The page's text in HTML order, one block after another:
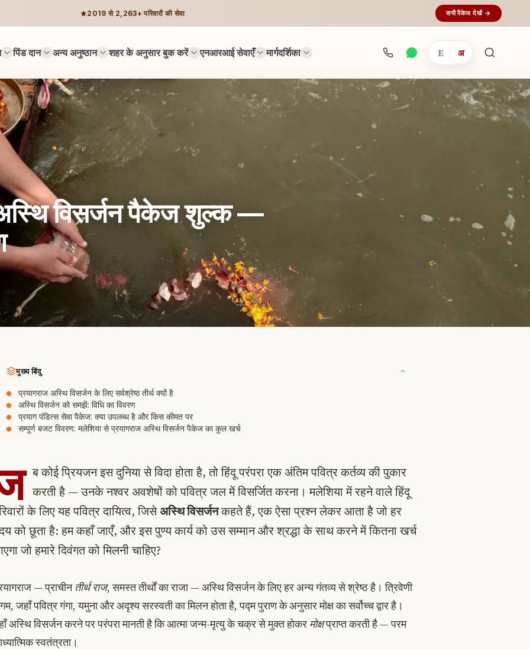
2019 से 2,263+ परिवारों की सेवा सभी पैकेज देखें →
पिंड दान अन्य अनुष्ठान शहर के अनुसार बुक करें एनआरआई सेवाएँ मार्गदर्शिका E अ
अनुष्ठान
खोजें...
विसर्जन पैकेज शुल्क —
मुख्य बिंदु
प्रयागराज अस्थि विसर्जन के लिए सर्वश्रेष्ठ तीर्थ क्यों है
अस्थि विसर्जन को समझें: विधि का विवरण
प्रयाग पंडित्स सेवा पैकेज: क्या उपलब्ध है और किस कीमत पर
सम्पूर्ण बजट विवरण: मलेशिया से प्रयागराज अस्थि विसर्जन पैकेज का कुल खर्च
ब कोई प्रियजन इस दुनिया से विदा होता है, तो हिंदू परंपरा एक अंतिम पवित्र कर्तव्य की पुकार
करती है — उनके नश्वर अवशेषों को पवित्र जल में विसर्जित करना। मलेशिया में रहने वाले हिंदू
के लिए यह पवित्र दायित्व, जिसेअस्थि विसर्जनकहते हैं, एक ऐसा प्रश्न लेकर आता है जो हर
को छूता है: हम कहाँ जाएँ, और इस पुण्य कार्य को उस सम्मान और श्रद्धा के साथ करने में कितना खर्च
जो हमारे दिवंगत को मिलनी चाहिए?
— प्राचीन तीर्थ राज, समस्त तीर्थों का राजा — अस्थि विसर्जन के लिए हर अन्य गंतव्य से श्रेष्ठ है। त्रिवेणी
जहाँ पवित्र गंगा, यमुना और अदृश्य सरस्वती का मिलन होता है, पद्म पुराण के अनुसार मोक्ष का सर्वोच्च द्वार है।
अस्थि विसर्जन करने पर परंपरा मानती है कि आत्मा जन्म-मृत्यु के चक्र से मुक्त होकर मोक्षप्राप्त करती है — परम
स्वतंत्रता।